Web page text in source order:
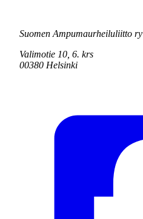
Suomen Ampumaurheiluliitto ry
Valimotie 10, 6. krs
00380 Helsinki